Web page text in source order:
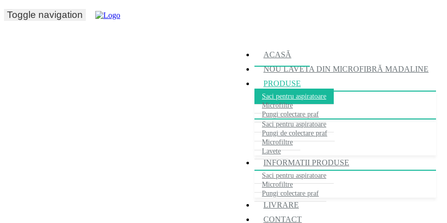
Toggle navigation
ACASĂ
NOULAVETA DIN MICROFIBRĂ MADALINE
PRODUSE
Saci pentru aspiratoare
Microfiltre
Pungi colectare praf
Saci pentru aspiratoare
Pungi de colectare praf
Microfiltre
Lavete
INFORMATII PRODUSE
Saci pentru aspiratoare
Microfiltre
Pungi colectare praf
LIVRARE
CONTACT